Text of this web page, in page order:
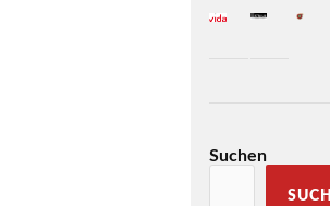
Suchen